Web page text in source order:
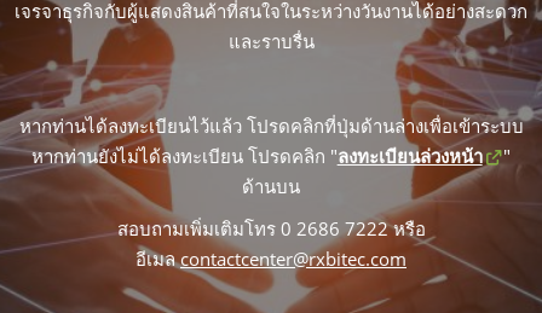
เจรจาธุรกิจกับผู้แสดงสินค้าที่สนใจในระหว่างวันงานได้อย่างสะดวก
และราบรื่น
หากท่านได้ลงทะเบียนไว้แล้ว โปรดคลิกที่ปุ่มด้านล่างเพื่อเข้าระบบ
หากท่านยังไม่ได้ลงทะเบียน โปรดคลิก "ลงทะเบียนล่วงหน้า
"
ด้านบน
สอบถามเพิ่มเติมโทร 0 2686 7222 หรือ
อีเมลcontactcenter@rxbitec.com